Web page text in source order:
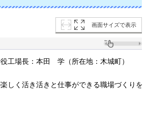
画面サイズで表示
工場長：本田 学 （所在地：木城町）
しく活き活きと仕事ができる職場づくりを